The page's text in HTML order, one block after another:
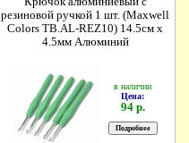
резиновой ручкой 1 шт. (Maxwell
Colors TB.AL-REZ10) 14.5см х
4.5мм Алюминий
в наличии
Цена:
94 р.